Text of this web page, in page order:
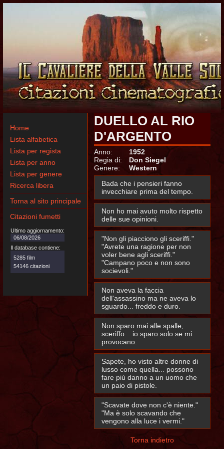
Home
Lista alfabetica
Lista per regista
Lista per anno
Lista per genere
Ricerca libera
Torna al sito principale
Citazioni fumetti
Ultimo aggiornamento:
06/08/2026
Il database contiene:
5285 film
54146 citazioni
DUELLO AL RIO
D'ARGENTO
Anno:
1952
Regia di:
Don Siegel
Genere:
Western
Bada che i pensieri fanno
invecchiare prima del tempo.
Non ho mai avuto molto rispetto
delle sue opinioni.
"Non gli piacciono gli sceriffi."
"Avrete una ragione per non
voler bene agli sceriffi."
"Campano poco e non sono
socievoli."
Non aveva la faccia
dell'assassino ma ne aveva lo
sguardo... freddo e duro.
Non sparo mai alle spalle,
sceriffo... io sparo solo se mi
provocano.
Sapete, ho visto altre donne di
lusso come quella... possono
fare più danno a un uomo che
un paio di pistole.
"Scavate dove non c'è niente."
"Ma è solo scavando che
vengono alla luce i vermi."
Torna indietro